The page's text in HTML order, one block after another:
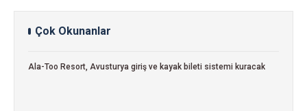
Çok Okunanlar
Ala-Too Resort, Avusturya giriş ve kayak bileti sistemi kuracak